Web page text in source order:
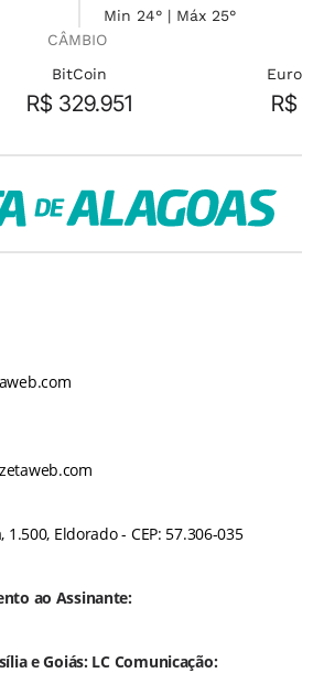
Min 24° | Máx 25°
CÂMBIO
BitCoin
R$ 329.951
Euro
R$
Eldorado - CEP: 57.306-035
ao Assinante:
e Goiás: LC Comunicação: